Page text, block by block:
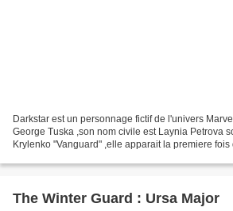
Darkstar est un personnage fictif de l'univers
George Tuska ,son nom civile est Laynia Petrova
Krylenko "Vanguard" ,elle apparait la premiere
The Winter Guard : Ursa Major